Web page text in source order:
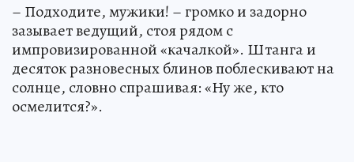
– Подходите, мужики! – громко и задорно
зазывает ведущий, стоя рядом с
импровизированной «качалкой». Штанга и
десяток разновесных блинов поблескивают на
солнце, словно спрашивая: «Ну же, кто
осмелится?».